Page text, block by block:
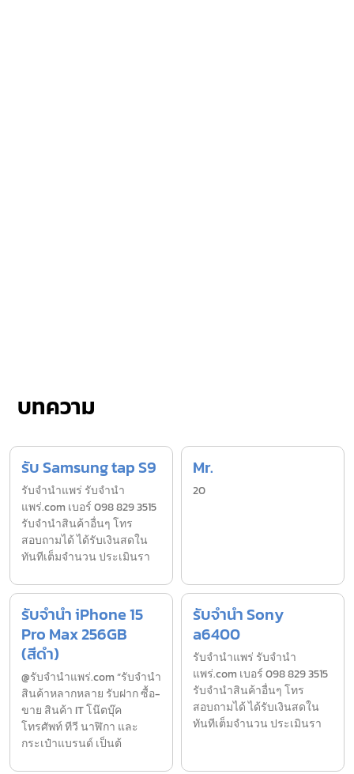
บทความ
รับ Samsung tap S9
รับจํานำแพร่ รับจํานํา
แพร่.com เบอร์ 098 829 3515
รับจำนำสินค้าอื่นๆ โทร
สอบถามได้ ได้รับเงินสดใน
ทันทีเต็มจำนวน ประเมินรา
Mr.
20
รับจำนำ iPhone 15
Pro Max 256GB
(สีดำ)
@รับจำนำแพร่.com “รับจำนำ
สินค้าหลากหลาย รับฝาก ซื้อ-
ขาย สินค้า IT โน๊ตบุ๊ค
โทรศัพท์ ทีวี นาฬิกา และ
กระเป๋าแบรนด์ เป็นต้
รับจำนำ Sony
a6400
รับจํานำแพร่ รับจํานํา
แพร่.com เบอร์ 098 829 3515
รับจำนำสินค้าอื่นๆ โทร
สอบถามได้ ได้รับเงินสดใน
ทันทีเต็มจำนวน ประเมินรา